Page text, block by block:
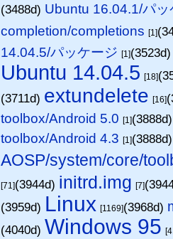
(3488d) Ubuntu 16.04.1/パッ
completion/completions [1]
14.04.5/パッケージ [1]
Ubuntu 14.04.5 [18]
(3711d) extundelete [16]
toolbox/Android 5.0 [1]
toolbox/Android 4.3 [1]
AOSP/system/core/
[71](3944d) initrd.img [7]
(3959d) Linux [1169](3968d)
(4040d) Windows 95